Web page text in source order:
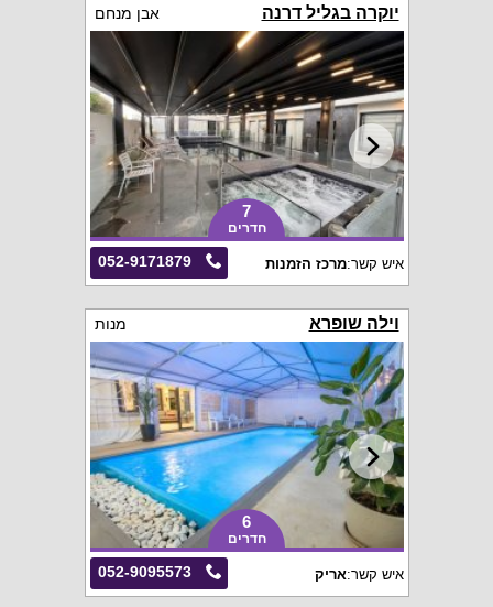
יוקרה בגליל דרנה אבן מנחם
7
חדרים
052-9171879 איש קשר:מרכז הזמנות
וילה שופרא מנות
6
חדרים
052-9095573 איש קשר:אריק